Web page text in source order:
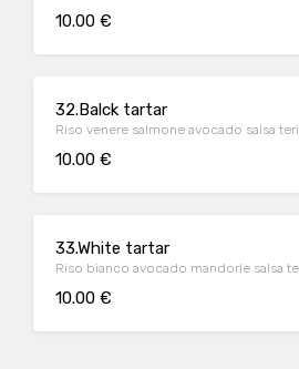
10.00 €
32.Balck tartar
Riso venere salmone avocado salsa
10.00 €
33.White tartar
Riso bianco avocado mandorle salsa
10.00 €